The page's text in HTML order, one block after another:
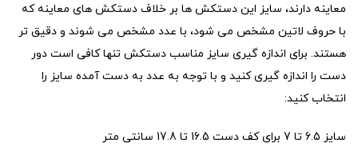
معاینه دارند، سایز این دستکش ها بر خلاف دستکش های معاینه که
با حروف لاتین مشخص می شود، با عدد مشخص می شوند و دقیق تر
هستند. برای اندازه گیری سایز مناسب دستکش تنها کافی است دور
دست را اندازه گیری کنید و با توجه به عدد به دست آمده سایز را
انتخاب کنید:
سایز 6.5 تا 7 برای کف دست 16.5 تا 17.8 سانتی متر